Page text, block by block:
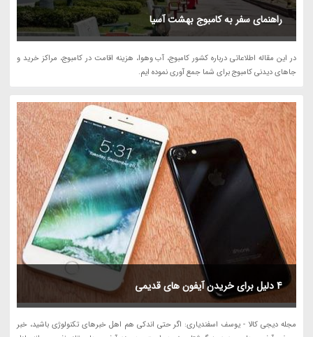
راهنمای سفر به کامبوج بهشت آسیا
در این مقاله اطلاعاتی درباره کشور کامبوج، آب وهوا، هزینه اقامت در کامبوج، مراکز خرید و
جاهای دیدنی کامبوج برای شما جمع آوری نموده ایم.
4 دلیل برای خریدن آیفون های قدیمی
مجله دیجی کالا - یوسف اسفندیاری: اگر حتی اندکی هم اهل خبرهای تکنولوژی باشید، خبر